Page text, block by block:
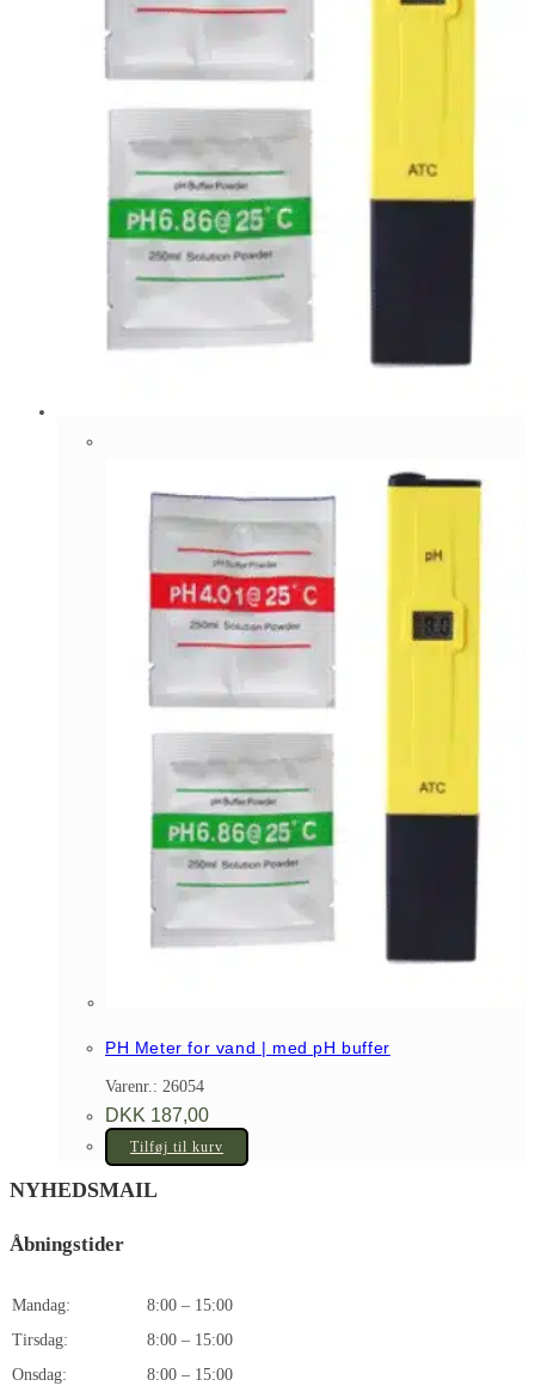
PH Meter for vand | med pH buffer
Varenr.: 26054
DKK 187,00
Tilføj til kurv
NYHEDSMAIL
Åbningstider
Mandag:
8:00 – 15:00
Tirsdag:
8:00 – 15:00
Onsdag:
8:00 – 15:00